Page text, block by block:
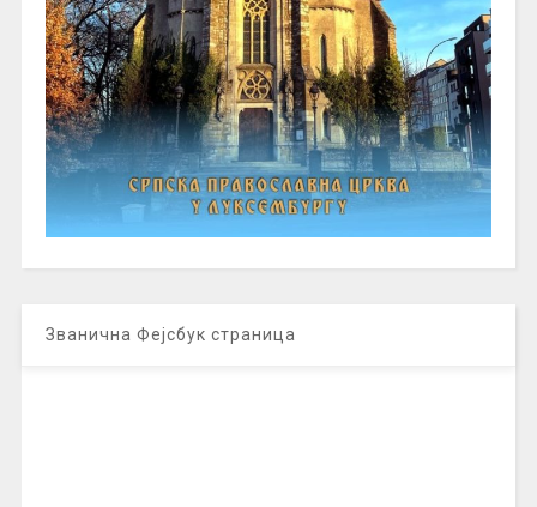
Званична Фејсбук страница